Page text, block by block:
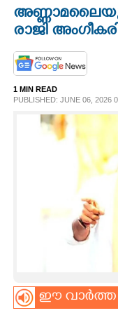
OPINION
PHOTOS
LIFESTYLE
രാജി
1 MIN READ
PUBLISHED: JUNE 06, 2026
ഈ വാർത്ത